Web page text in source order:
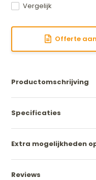
Vergelijk
Offerte
Productomschrijving
Specificaties
Extra mogelijkheden
Reviews